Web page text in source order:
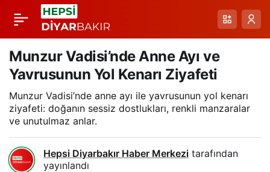
Munzur Vadisi’nde Anne Ayı ve
Yavrusunun Yol Kenarı Ziyafeti
Munzur Vadisi’nde anne ayı ile yavrusunun yol kenarı
ziyafeti: doğanın sessiz dostlukları, renkli manzaralar
ve unutulmaz anlar.
Hepsi Diyarbakır Haber Merkezi tarafından
yayınlandı
Van-Bahçesaray
Yolundaki Karla
Mücadele: Ulaşım İçin
Başlayan Zaman
Paylaş